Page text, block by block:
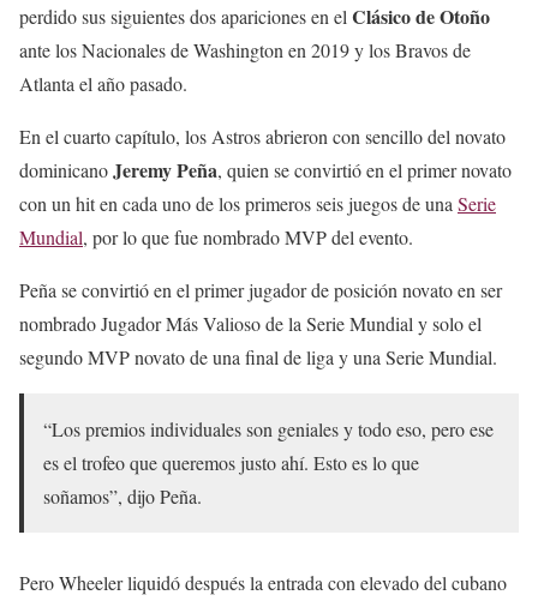
perdido sus siguientes dos apariciones en el Clásico de Otoño
ante los Nacionales de Washington en 2019 y los Bravos de
Atlanta el año pasado.
En el cuarto capítulo, los Astros abrieron con sencillo del novato
dominicanoJeremy Peña, quien se convirtió en el primer novato
con un hit en cada uno de los primeros seis juegos de una Serie
Mundial, por lo que fue nombrado MVP del evento.
Peña se convirtió en el primer jugador de posición novato en ser
nombrado Jugador Más Valioso de la Serie Mundial y solo el
segundo MVP novato de una final de liga y una Serie Mundial.
“Los premios individuales son geniales y todo eso, pero ese
es el trofeo que queremos justo ahí. Esto es lo que
soñamos”, dijo Peña.
Pero Wheeler liquidó después la entrada con elevado del cubano